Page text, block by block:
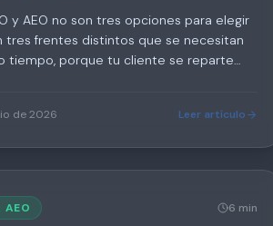
y AEO no son tres opciones para elegir
tres frentes distintos que se necesitan
tiempo, porque tu cliente se reparte
para un tercio del mapa.
de 2026 Leer artículo
AEO 6 min